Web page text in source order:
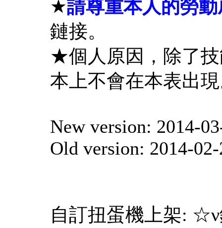
★請尊重本人的勞
鏈接。
★個人原因，除了
本上不會在本表出
New version: 2014-
Old version: 2014-
自訂扭蛋機上架: